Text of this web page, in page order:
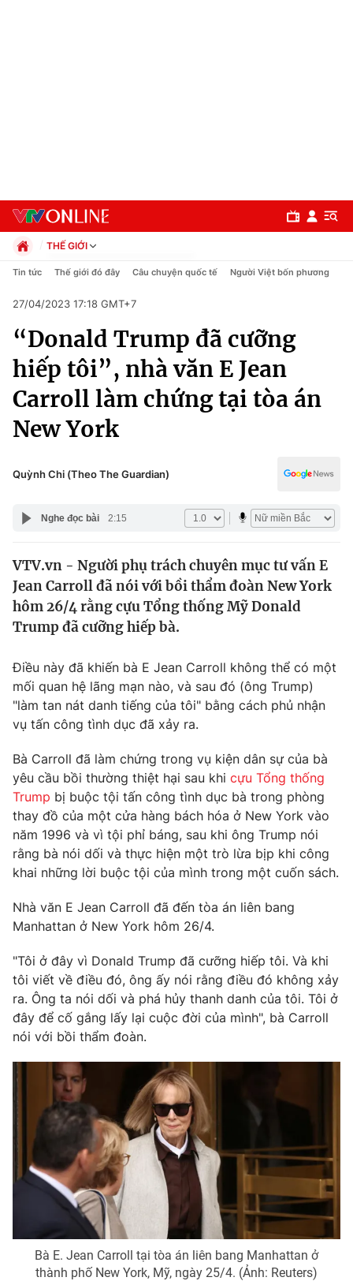
Chuyên mục
Chính trị
Xã hội
Tin tức
Thế giới đó đây
Câu chuyện quốc tế
Kinh tế
Tài chính
Góc doanh nghiệp
Dữ liệu và đời sống
Truyền hình
Phim VTV
Nhân vật
Khán giả
Giải sao mai
Giải trí
Điện ảnh
Âm nhạc
Sao
Đời sống
Du lịch
Làm đẹp
Chất lượng cuộc sống
Giáo dục
Tuyển sinh
Học trực tuyến
Công nghệ
Sản phẩm
Thị trường
Tư vấn
Giao lưu trực tuyến
Lịch phát sóng
Chuyên mục khác
Emagazine
Photo Infographic
Video Shorts video
VTV Money VTV Thể thao
VTV Sức khoẻ Bất động sản
Thị trường 24h Tấm lòng Việt
THẾ GIỚI
Chính trị
Pháp luật
Kinh tế
Thể thao
Truyền hình
Văn hóa - Giải trí
Đời sống
Giáo dục
Tin tức Thế giới đó đây Câu chuyện quốc tế Người Việt bốn phương
27/04/2023 17:18 GMT+7
“Donald Trump đã cưỡng
hiếp tôi”, nhà văn E Jean
Carroll làm chứng tại tòa án
New York
Quỳnh Chi (Theo The Guardian)
Nghe đọc bài 2:15
VTV.vn - Người phụ trách chuyên mục tư vấn E
Jean Carroll đã nói với bồi thẩm đoàn New York
hôm 26/4 rằng cựu Tổng thống Mỹ Donald
Trump đã cưỡng hiếp bà.
Điều này đã khiến bà E Jean Carroll không thể có một
mối quan hệ lãng mạn nào, và sau đó (ông Trump)
"làm tan nát danh tiếng của tôi" bằng cách phủ nhận
vụ tấn công tình dục đã xảy ra.
Bà Carroll đã làm chứng trong vụ kiện dân sự của bà
yêu cầu bồi thường thiệt hại sau khi cựu Tổng thống
Trump bị buộc tội tấn công tình dục bà trong phòng
thay đồ của một cửa hàng bách hóa ở New York vào
năm 1996 và vì tội phỉ báng, sau khi ông Trump nói
rằng bà nói dối và thực hiện một trò lừa bịp khi công
khai những lời buộc tội của mình trong một cuốn sách.
Nhà văn E Jean Carroll đã đến tòa án liên bang
Manhattan ở New York hôm 26/4.
"Tôi ở đây vì Donald Trump đã cưỡng hiếp tôi. Và khi
tôi viết về điều đó, ông ấy nói rằng điều đó không xảy
ra. Ông ta nói dối và phá hủy thanh danh của tôi. Tôi ở
đây để cố gắng lấy lại cuộc đời của mình", bà Carroll
nói với bồi thẩm đoàn.
Bà E. Jean Carroll tại tòa án liên bang Manhattan ở
thành phố New York, Mỹ, ngày 25/4. (Ảnh: Reuters)